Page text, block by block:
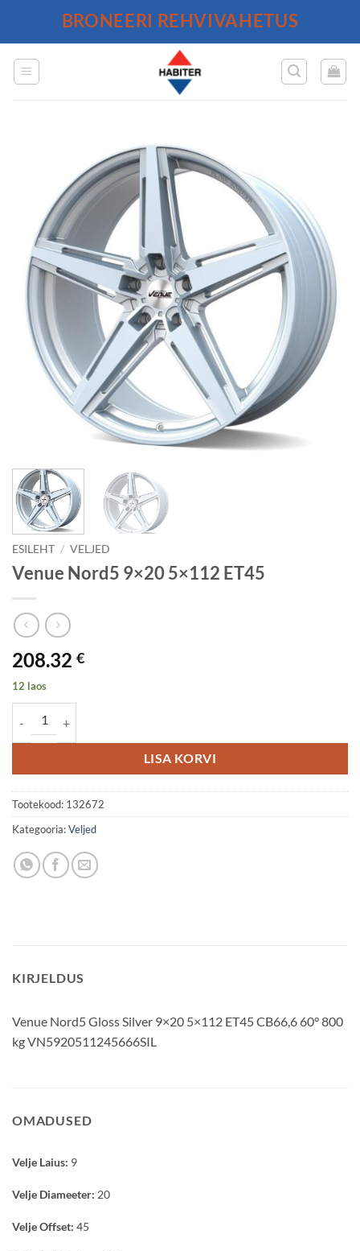
BRONEERI REHVIVAHETUS
ESILEHT / VELJED
Venue Nord5 9×20 5×112 ET45
208.32 €
12 laos
LISA KORVI
Tootekood: 132672
Kategooria:Veljed
KIRJELDUS
Venue Nord5 Gloss Silver 9×20 5×112 ET45 CB66,6 60° 800
kg VN5920511245666SIL
OMADUSED
Velje Laius: 9
Velje Diameeter: 20
Velje Offset: 45